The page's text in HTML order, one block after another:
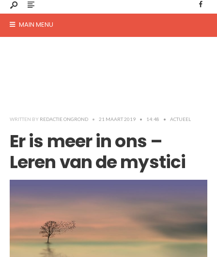
MAIN MENU
WRITTEN BY REDACTIE ONGROND • 21 MAART 2019 • 14:48 • ACTUEEL
Er is meer in ons –
Leren van de mystici